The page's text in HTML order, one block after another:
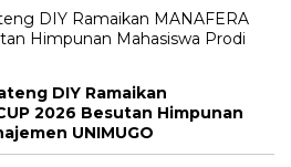
DIY Ramaikan
2026 Besutan Himpunan
UNIMUGO